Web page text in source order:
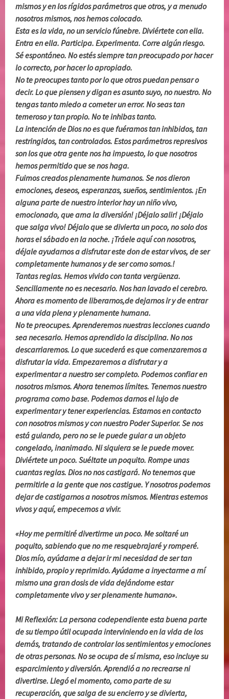
mismos y en los rígidos parámetros que otros, y a menudo
nosotros mismos, nos hemos colocado.
Esta es la vida, no un servicio fúnebre. Diviértete con ella.
Entra en ella. Participa. Experimenta. Corre algún riesgo.
Sé espontáneo. No estés siempre tan preocupado por hacer
lo correcto, por hacer lo apropiado.
No te preocupes tanto por lo que otros puedan pensar o
decir. Lo que piensen y digan es asunto suyo, no nuestro. No
tengas tanto miedo a cometer un error. No seas tan
temeroso y tan propio. No te inhibas tanto.
La intención de Dios no es que fuéramos tan inhibidos, tan
restringidos, tan controlados. Estos parámetros represivos
son los que otra gente nos ha impuesto, lo que nosotros
hemos permitido que se nos haga.
Fuimos creados plenamente humanos. Se nos dieron
emociones, deseos, esperanzas, sueños, sentimientos. ¡En
alguna parte de nuestro interior hay un niño vivo,
emocionado, que ama la diversión! ¡Déjalo salir! ¡Déjalo
que salga vivo! Déjalo que se divierta un poco, no solo dos
horas el sábado en la noche. ¡Tráele aquí con nosotros,
déjale ayudarnos a disfrutar este don de estar vivos, de ser
completamente humanos y de ser como somos.!
Tantas reglas. Hemos vivido con tanta vergüenza.
Sencillamente no es necesario. Nos han lavado el cerebro.
Ahora es momento de liberarnos,de dejarnos ir y de entrar
a una vida plena y plenamente humana.
No te preocupes. Aprenderemos nuestras lecciones cuando
sea necesario. Hemos aprendido la disciplina. No nos
descarriaremos. Lo que sucederá es que comenzaremos a
disfrutar la vida. Empezaremos a disfrutar y a
experimentar a nuestro ser completo. Podemos confiar en
nosotros mismos. Ahora tenemos límites. Tenemos nuestro
programa como base. Podemos darnos el lujo de
experimentar y tener experiencias. Estamos en contacto
con nosotros mismos y con nuestro Poder Superior. Se nos
está guiando, pero no se le puede guiar a un objeto
congelado, inanimado. Ni siquiera se le puede mover.
Diviértete un poco. Suéltate un poquito. Rompe unas
cuantas reglas. Dios no nos castigará. No tenemos que
permitirle a la gente que nos castigue. Y nosotros podemos
dejar de castigarnos a nosotros mismos. Mientras estemos
vivos y aquí, empecemos a vivir.
«Hoy me permitiré divertirme un poco. Me soltaré un
poquito, sabiendo que no me resquebrajaré y romperé.
Dios mío, ayúdame a dejar ir mi necesidad de ser tan
inhibido, propio y reprimido. Ayúdame a inyectarme a mí
mismo una gran dosis de vida dejándome estar
completamente vivo y ser plenamente humano».
Mi Reflexión: La persona codependiente esta buena parte
de su tiempo útil ocupada interviniendo en la vida de los
demás, tratando de controlar los sentimientos y emociones
de otras personas. No se ocupa de sí misma, eso incluye su
esparcimiento y diversión. Aprendió a no recrearse ni
divertirse. Llegó el momento, como parte de su
recuperación, que salga de su encierro y se divierta,